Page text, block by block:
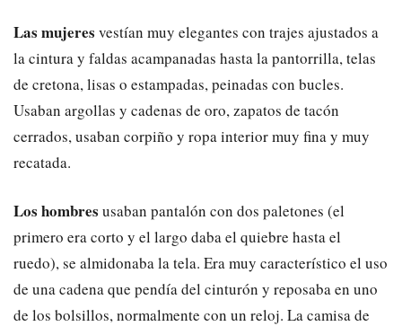
Las mujeres vestían muy elegantes con trajes ajustados a
la cintura y faldas acampanadas hasta la pantorrilla, telas
de cretona, lisas o estampadas, peinadas con bucles.
Usaban argollas y cadenas de oro, zapatos de tacón
cerrados, usaban corpiño y ropa interior muy fina y muy
recatada.
Los hombres usaban pantalón con dos paletones (el
primero era corto y el largo daba el quiebre hasta el
ruedo), se almidonaba la tela. Era muy característico el uso
de una cadena que pendía del cinturón y reposaba en uno
de los bolsillos, normalmente con un reloj. La camisa de